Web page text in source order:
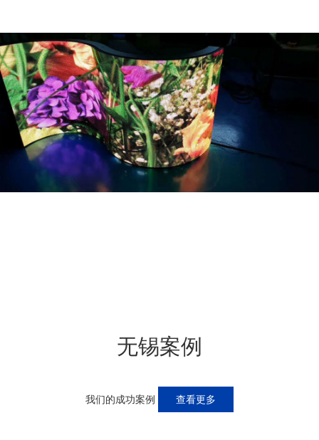
无锡案例
我们的成功案例 查看更多